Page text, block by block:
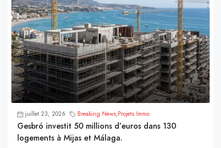
juillet 23, 2026 Breaking News,Projets Immo
Gesbró investit 50 millions d’euros dans 130
logements à Mijas et Málaga.